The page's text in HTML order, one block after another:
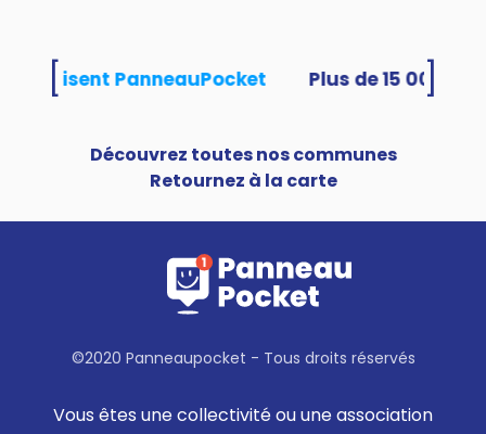
utilisent PanneauPocket
Découvrez toutes nos communes
Retournez à la carte
©2020 Panneaupocket - Tous droits réservés
Vous êtes une collectivité ou une association